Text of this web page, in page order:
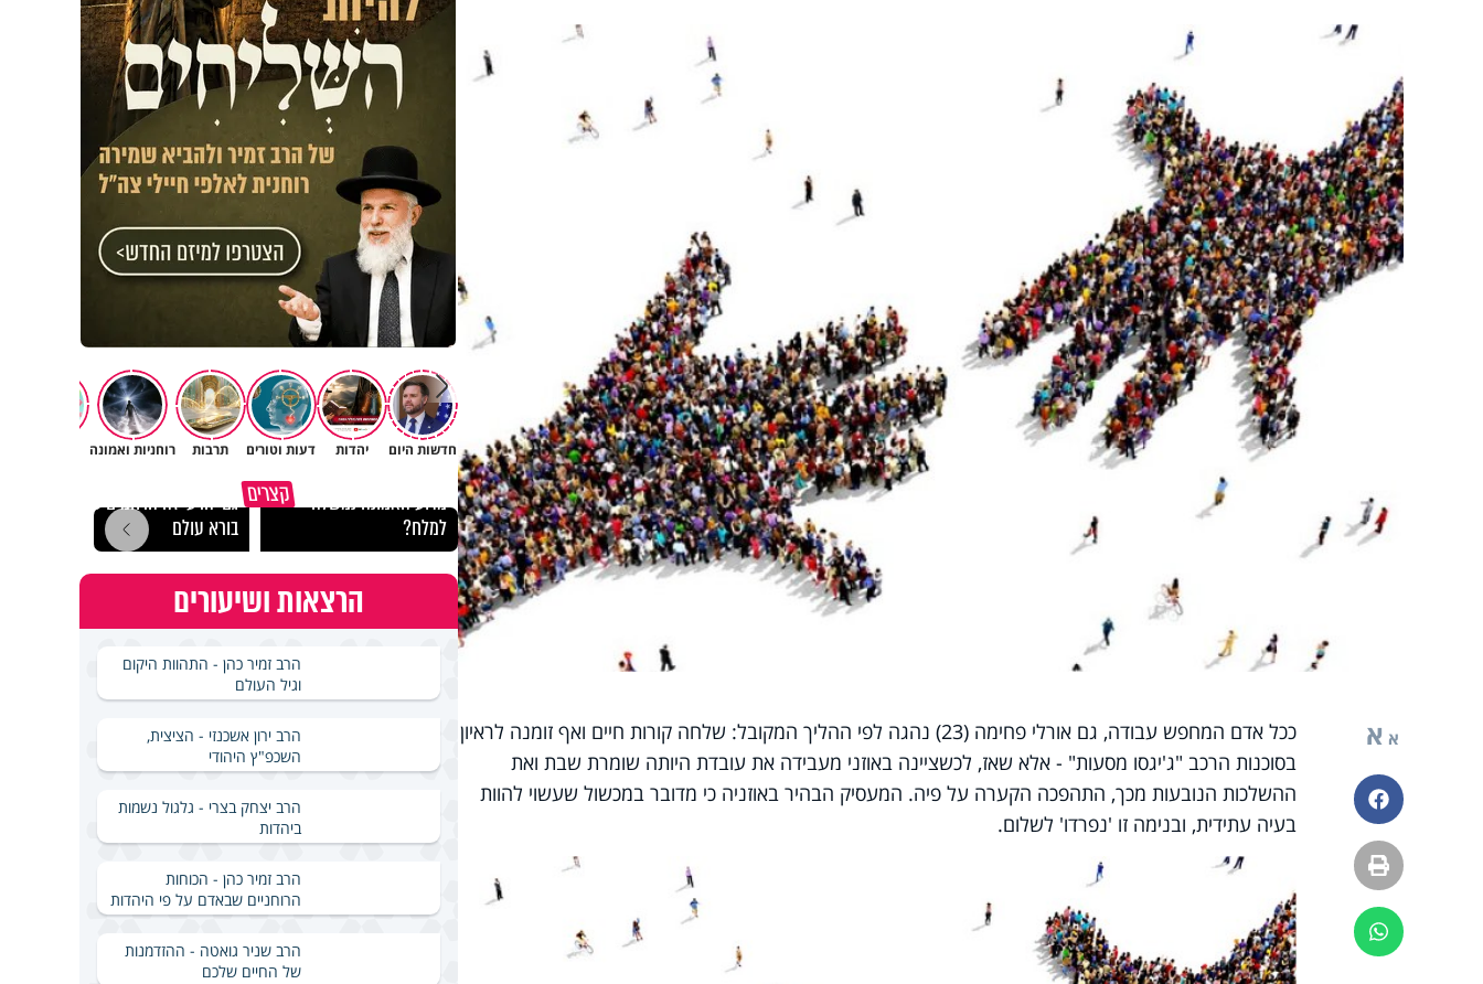
א א
פייסבוק
הדפסה
ווטסאפ
ככל אדם המחפש עבודה, גם אורלי פחימה (23) נהגה לפי ההליך המקובל: שלחה קורות חיים ואף זומנה לראיון
בסוכנות הרכב "ג'יגסו מסעות" - אלא שאז, לכשציינה באוזני מעבידה את עובדת היותה שומרת שבת ואת
ההשלכות הנובעות מכך, התהפכה הקערה על פיה. המעסיק הבהיר באוזניה כי מדובר במכשול שעשוי להוות
בעיה עתידית, ובנימה זו 'נפרדו' לשלום.
חדשות היום יהדות דעות וטורים תרבות רוחניות ואמונה
קצרים
מדוע האמונה נמשלה
למלח?
גם ׳הרע׳ זה הרחמים של
בורא עולם
הרצאות ושיעורים
הרב זמיר כהן - התהוות היקום
וגיל העולם
הרב ירון אשכנזי - הציצית,
השכפ"ץ היהודי
הרב יצחק בצרי - גלגול נשמות
ביהדות
הרב זמיר כהן - הכוחות
הרוחניים שבאדם על פי היהדות
הרב שניר גואטה - ההזדמנות
של החיים שלכם